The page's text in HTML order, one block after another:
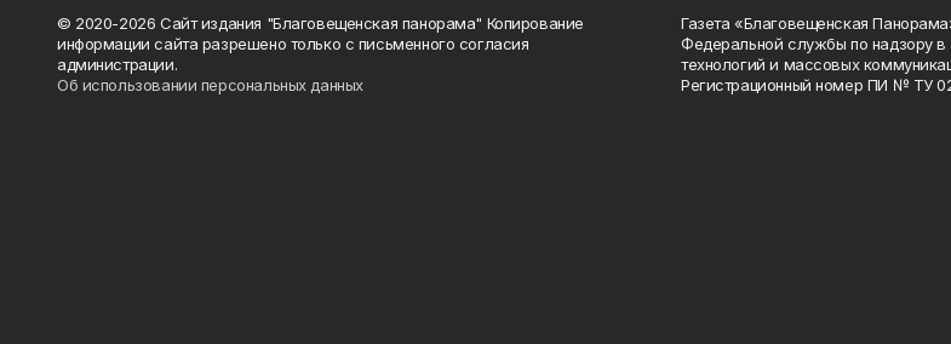
© 2020-2026 Сайт издания "Благовещенская панорама" Копирование
информации сайта разрешено только с письменного согласия
администрации.
Об использовании персональных данных
Газета «Благовещенская
Федеральной службы по надзору
технологий и массовых
Регистрационный номер ПИ № ТУ 02